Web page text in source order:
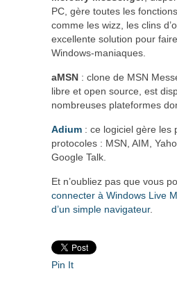
PC, gère toutes les
comme les wizz, les clins
excellente solution pour
Windows-maniaques.
aMSN : clone de MSN
libre et open source, est
nombreuses plateformes
Adium : ce logiciel gère les
protocoles : MSN, AIM,
Google Talk.
Et n’oubliez pas que vous
connecter à Windows Live
d’un simple navigateur.
Pin It